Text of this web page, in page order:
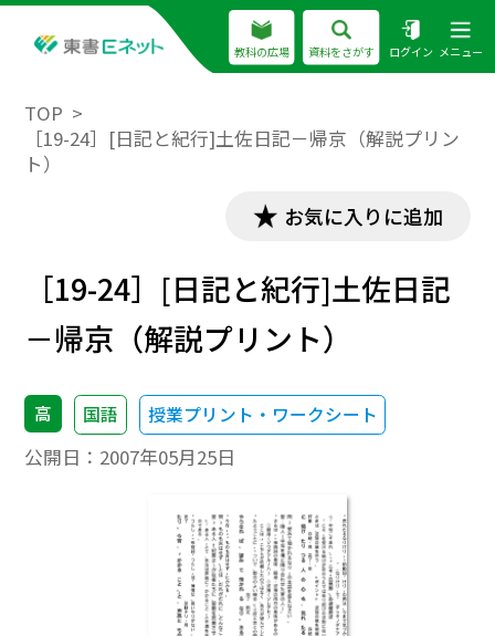
教科の広場 資料をさがす ログイン メニュー
TOP
［19-24］[日記と紀行]土佐日記－帰京（解説プリン
ト）
お気に入りに追加
［19-24］[日記と紀行]土佐日記
－帰京（解説プリント）
高 国語 授業プリント・ワークシート
公開日： 2007年05月25日